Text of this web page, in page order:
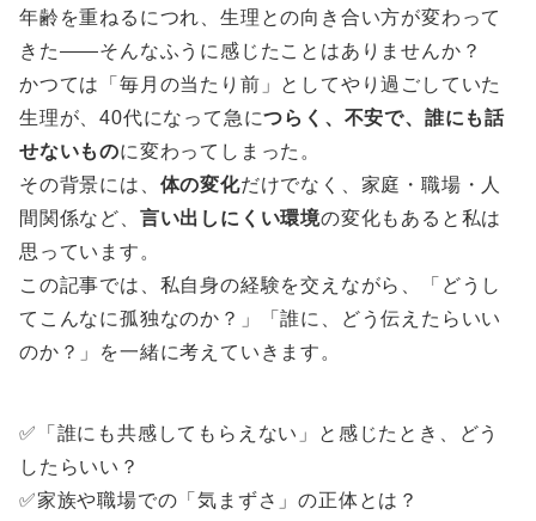
年齢を重ねるにつれ、生理との向き合い方が変わって
きた――そんなふうに感じたことはありませんか？
かつては「毎月の当たり前」としてやり過ごしていた
生理が、40代になって急につらく、不安で、誰にも話
せないものに変わってしまった。
その背景には、 体の変化だけでなく、家庭・職場・人
間関係など、 言い出しにくい環境の変化もあると私は
思っています。
この記事では、私自身の経験を交えながら、「どうし
てこんなに孤独なのか？」「誰に、どう伝えたらいい
のか？」を一緒に考えていきます。
✅「誰にも共感してもらえない」と感じたとき、どう
したらいい？
✅家族や職場での「気まずさ」の正体とは？